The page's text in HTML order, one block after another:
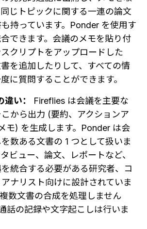
じトピックに関する一連の論文
持っています。Ponder を使用す
できます。会議のメモを貼り付
クリプトをアップロードした
を追加したりして、すべての情
に質問することができます。
い：
Fireflies は会議を主要な
から出力 (要約、アクションア
モ) を生成します。Ponder は会
数ある文書の 1 つとして扱いま
ビュー、論文、レポートなど、
統合する必要がある研究者、コ
ナリスト向けに設計されていま
数文書の合成を処理しません
話の記録や文字起こしは行いま